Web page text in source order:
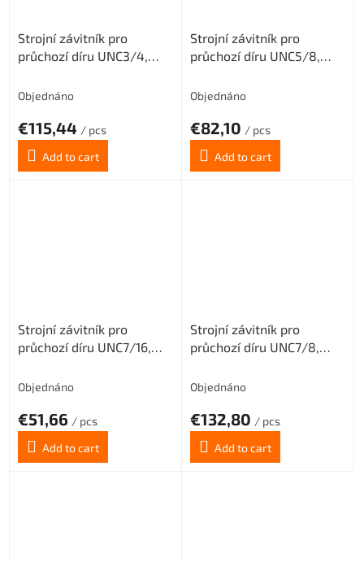
Strojní závitník pro
průchozí díru UNC3/4,
Objednáno
€115,44 / pcs
Add to cart
Strojní závitník pro
průchozí díru UNC5/8,
Objednáno
€82,10 / pcs
Add to cart
Strojní závitník pro
průchozí díru UNC7/16,
Objednáno
€51,66 / pcs
Add to cart
Strojní závitník pro
průchozí díru UNC7/8,
Objednáno
€132,80 / pcs
Add to cart